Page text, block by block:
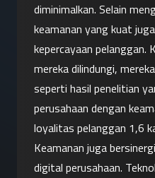
diminimalkan. Selain
keamanan yang kuat
kepercayaan
mereka dilindungi,
seperti hasil penelitian
perusahaan dengan
loyalitas pelanggan 1,6
Keamanan juga
digital perusahaan.